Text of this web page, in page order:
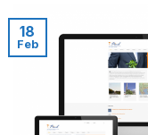
18
Feb